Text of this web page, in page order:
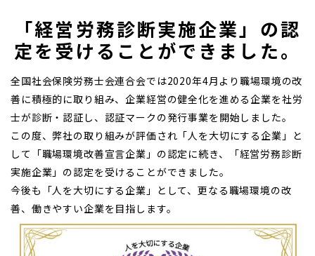
「経営労務診断実施企業」の認
定を受けることができました。
全国社会保険労務士会連合会では2020年4月より職場環境の改
善に積極的に取り組み、企業経営の健全化を進める企業を社労
士が診断・認証し、認証マークの発行事業を開始しました。
この度、弊社の取り組みが評価され 「人を大切にする企業」 と
して 「職場環境改善宣言企業」 の認定に続き、「経営労務診断
実施企業」の認定を受けることができました。
今後も「人を大切にする企業」として、更なる職場環境の改
善、働きやすい企業を目指します。